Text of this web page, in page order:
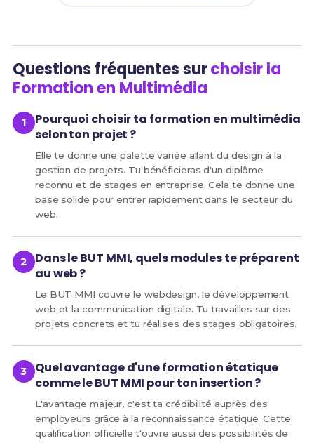
Questions fréquentes surchoisir la
Formation en Multimédia
Pourquoi choisir ta formation en multimédia
selon ton projet ?
Elle te donne une palette variée allant du design à la
gestion de projets. Tu bénéficieras d'un diplôme
reconnu et de stages en entreprise. Cela te donne une
base solide pour entrer rapidement dans le secteur du
web.
Dans le BUT MMI, quels modules te préparent
au web ?
Le BUT MMI couvre le webdesign, le développement
web et la communication digitale. Tu travailles sur des
projets concrets et tu réalises des stages obligatoires.
Quel avantage d'une formation étatique
comme le BUT MMI pour ton insertion ?
L'avantage majeur, c'est ta crédibilité auprès des
employeurs grâce à la reconnaissance étatique. Cette
qualification officielle t'ouvre aussi des possibilités de